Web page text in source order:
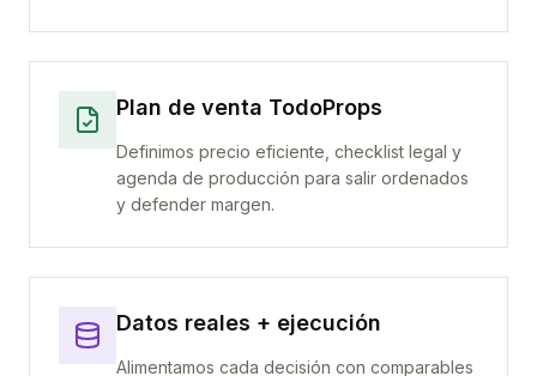
Plan de venta TodoProps
Definimos precio eficiente, checklist legal y
agenda de producción para salir ordenados
y defender margen.
Datos reales + ejecución
Alimentamos cada decisión con comparables